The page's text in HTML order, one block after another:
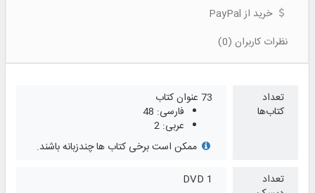
خرید از PayPal
نظرات کاربران (0)
تعداد
کتاب‌ها
73 عنوان کتاب
فارسی: 48
عربی: 2
ممکن است برخی کتاب ها چندزبانه باشند.
تعداد
1 DVD